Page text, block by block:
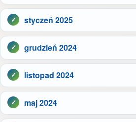
styczeń 2025
grudzień 2024
listopad 2024
maj 2024